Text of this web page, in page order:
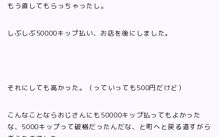
もう直してもらっちゃったし。
しぶしぶ50000キップ払い、お店を後にしました。
それにしても高かった。（っていっても500円だけど）
こんなことならおじさんにも50000キップ払ってもよかった
な、5000キップって破格だったんだな、と町へと戻る道すがら